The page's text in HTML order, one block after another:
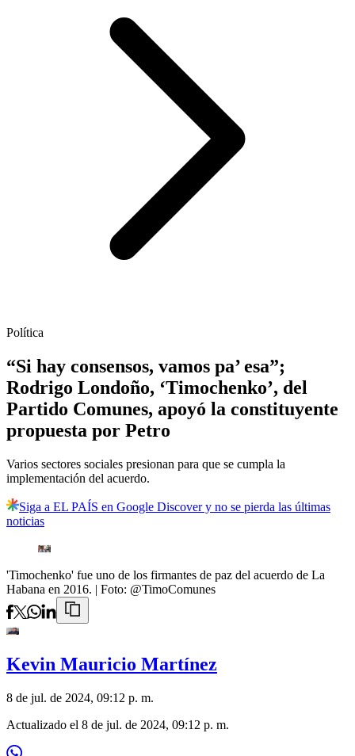
Política
“Si hay consensos, vamos pa’ esa”;
Rodrigo Londoño, ‘Timochenko’, del
Partido Comunes, apoyó la constituyente
propuesta por Petro
Varios sectores sociales presionan para que se cumpla la
implementación del acuerdo.
Siga a EL PAÍS en Google Discover y no se pierda las últimas
noticias
'Timochenko' fue uno de los firmantes de paz del acuerdo de La
Habana en 2016. | Foto: @TimoComunes
Kevin Mauricio Martínez
8 de jul. de 2024, 09:12 p. m.
Actualizado el 8 de jul. de 2024, 09:12 p. m.